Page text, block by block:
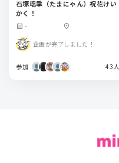
石塚瑶季（たまにゃん）祝花けい
かく！
calendar_month - location_on
企画が完了しました！
参加 43人